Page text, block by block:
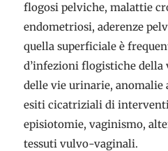
flogosi pelviche, malattie
endometriosi, aderenze
quella superficiale è
d’infezioni flogistiche della
delle vie urinarie, anomalie
esiti cicatriziali di
episiotomie, vaginismo,
tessuti vulvo-vaginali.